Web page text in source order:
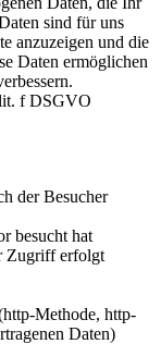
sind für uns
anzuzeigen und die
Daten ermöglichen
f DSGVO
der Besucher
besucht hat
Zugriff erfolgt
Methode, http-
Daten)